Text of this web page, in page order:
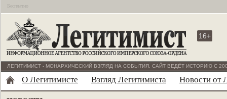
Бесплатно
16+
ЛЕГИТИМИСТ - МОНАРХИЧЕСКИЙ ВЗГЛЯД НА СОБЫТИЯ. САЙТ ВЕДЁТ ИСТОРИЮ С
О Легитимисте Взгляд Легитимиста Новости от